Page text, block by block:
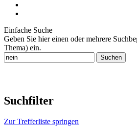
Einfache Suche
Geben Sie hier einen oder mehrere
Thema) ein.
Suchfilter
Zur Trefferliste springen